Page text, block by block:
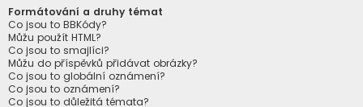
Formátování a druhy témat
Co jsou to BBKódy?
Můžu použít HTML?
Co jsou to smajlíci?
Můžu do příspěvků přidávat obrázky?
Co jsou to globální oznámení?
Co jsou to oznámení?
Co jsou to důležitá témata?